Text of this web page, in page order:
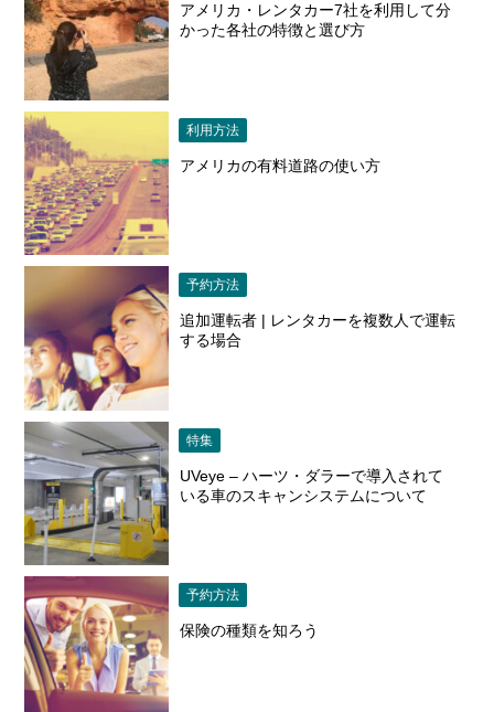
アメリカ・レンタカー7社を利用して分
かった各社の特徴と選び方
利用方法
アメリカの有料道路の使い方
予約方法
追加運転者 | レンタカーを複数人で運転
する場合
特集
UVeye – ハーツ・ダラーで導入されて
いる車のスキャンシステムについて
予約方法
保険の種類を知ろう